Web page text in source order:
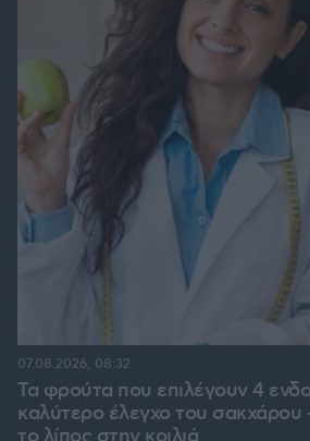
Τα φρούτα που επιλέγουν 4
καλύτερο έλεγχο του σακχάρου
07.08.2026, 08:32